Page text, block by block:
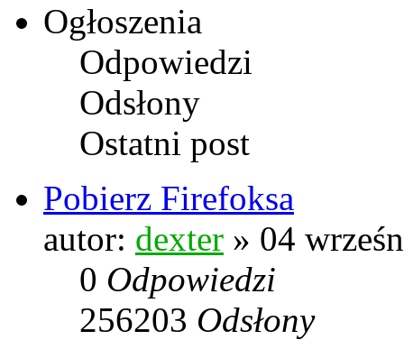
Ogłoszenia
Odpowiedzi
Odsłony
Ostatni post
Pobierz Firefoksa
autor: dexter » 04
0 Odpowiedzi
256203 Odsłony